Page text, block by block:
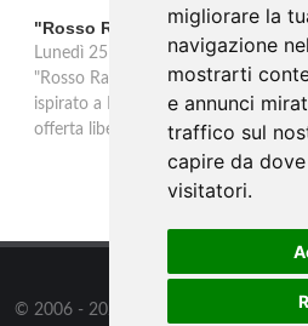
migliorare la
navigazione
mostrarti
e annunci
traffico sul
capire da
visitatori.
"Rosso Rame" in scena a
Lunedì 25 agosto al Palazzo
"Rosso Rame", spettacolo di Mary
ispirato a Dario Fo e Franca Rame.
offerta libera alle ore 21.
© 2006 - 2026 all rights